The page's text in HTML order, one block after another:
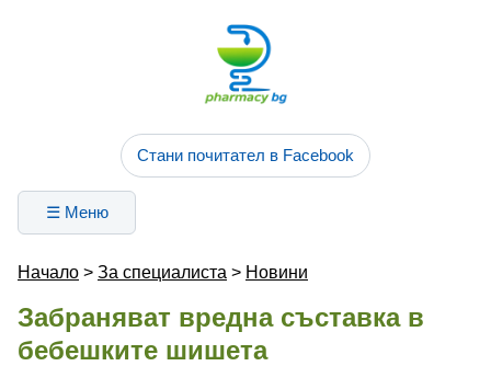
Стани почитател в Facebook
☰ Меню
Начало > За специалиста > Новини
Забраняват вредна съставка в
бебешките шишета